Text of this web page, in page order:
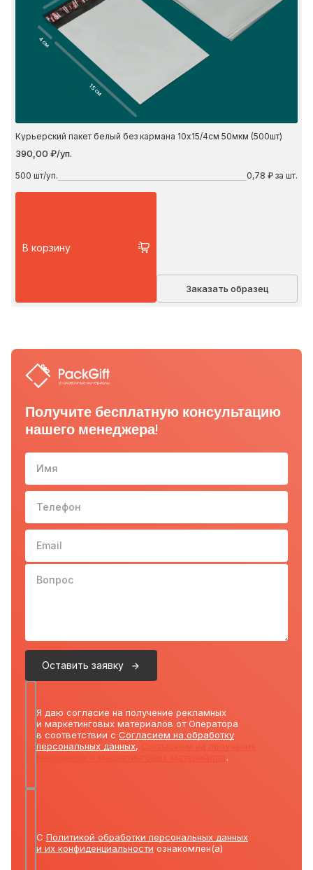
4 см
15 см
Курьерский пакет белый без кармана 10х15/4см 50мкм (500шт)
390,00 ₽/уп.
500 шт/уп. 0,78 ₽ за шт.
В корзину
Заказать образец
Получите бесплатную консультацию
нашего менеджера!
Имя
Телефон 10-
Email
Вопрос
Оставить заявку
Я даю согласие на получение рекламных
и маркетинговых материалов от Оператора
в соответствии с Согласием на обработку
персональных данных,
.
С Политикой обработки персональных данных
и их конфиденциальности ознакомлен(а)